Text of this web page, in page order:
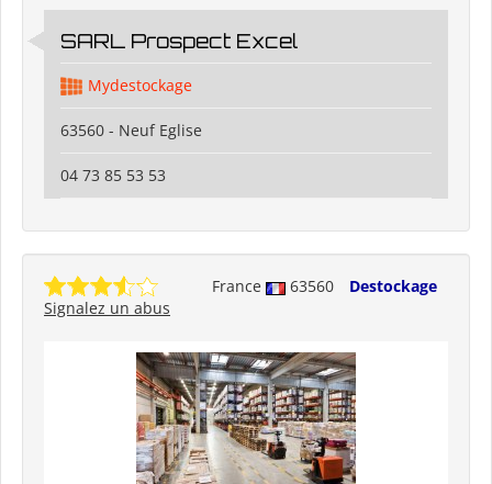
SARL Prospect Excel
Mydestockage
63560 - Neuf Eglise
04 73 85 53 53
France 63560
Destockage
Signalez un abus